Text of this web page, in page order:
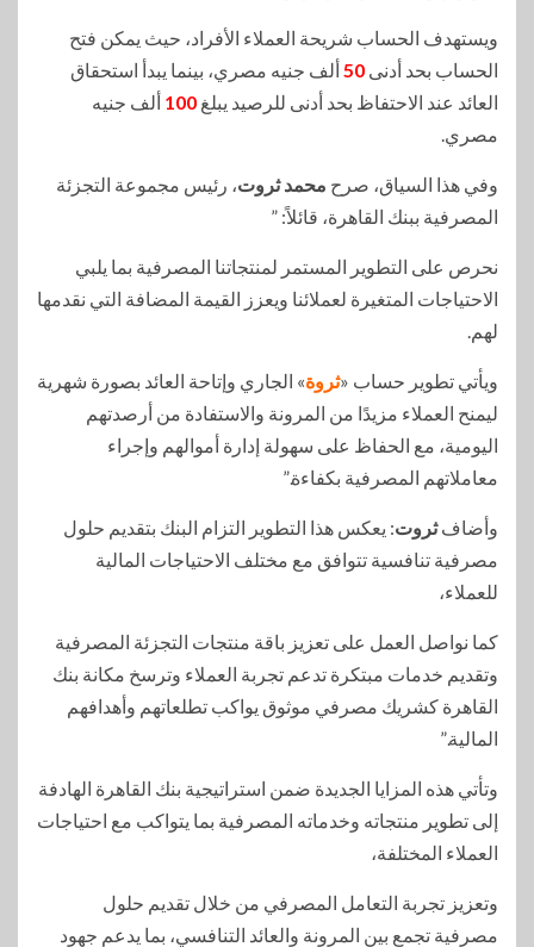
ويستهدف الحساب شريحة العملاء الأفراد، حيث يمكن فتح
الحساب بحد أدنى 50 ألف جنيه مصري، بينما يبدأ استحقاق
العائد عند الاحتفاظ بحد أدنى للرصيد يبلغ 100 ألف جنيه
مصري.
وفي هذا السياق، صرح محمد ثروت، رئيس مجموعة التجزئة
المصرفية ببنك القاهرة، قائلاً: ”
نحرص على التطوير المستمر لمنتجاتنا المصرفية بما يلبي
الاحتياجات المتغيرة لعملائنا ويعزز القيمة المضافة التي نقدمها
لهم.
ويأتي تطوير حساب «ثروة» الجاري وإتاحة العائد بصورة شهرية
ليمنح العملاء مزيدًا من المرونة والاستفادة من أرصدتهم
اليومية، مع الحفاظ على سهولة إدارة أموالهم وإجراء
معاملاتهم المصرفية بكفاءة.”
وأضافثروت: يعكس هذا التطوير التزام البنك بتقديم حلول
مصرفية تنافسية تتوافق مع مختلف الاحتياجات المالية
للعملاء،
كما نواصل العمل على تعزيز باقة منتجات التجزئة المصرفية
وتقديم خدمات مبتكرة تدعم تجربة العملاء وترسخ مكانة بنك
القاهرة كشريك مصرفي موثوق يواكب تطلعاتهم وأهدافهم
المالية.”
وتأتي هذه المزايا الجديدة ضمن استراتيجية بنك القاهرة الهادفة
إلى تطوير منتجاته وخدماته المصرفية بما يتواكب مع احتياجات
العملاء المختلفة،
وتعزيز تجربة التعامل المصرفي من خلال تقديم حلول
مصرفية تجمع بين المرونة والعائد التنافسي، بما يدعم جهود